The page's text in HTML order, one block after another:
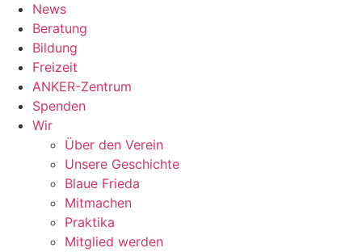
News
Beratung
Bildung
Freizeit
ANKER-Zentrum
Spenden
Wir
Über den Verein
Unsere Geschichte
Blaue Frieda
Mitmachen
Praktika
Mitglied werden